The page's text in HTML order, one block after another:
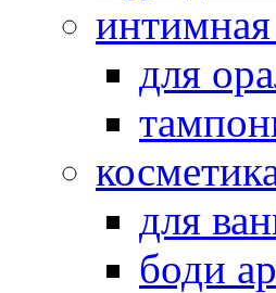
интимная
для
для
боди